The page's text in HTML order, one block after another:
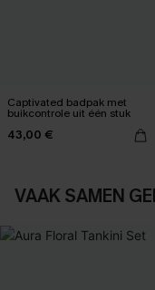
Captivated badpak met
buikcontrole uit één stuk
43,00 €
VAAK SAMEN